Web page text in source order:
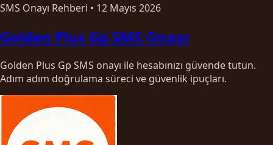
SMS Onayı Rehberi • 12 Mayıs 2026
Golden Plus Gp SMS Onayı
Golden Plus Gp SMS onayı ile hesabınızı güvende tutun.
Adım adım doğrulama süreci ve güvenlik ipuçları.